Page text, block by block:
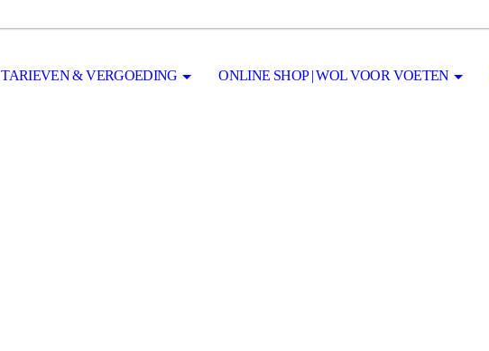
TARIEVEN & VERGOEDING ONLINE SHOP | WOL VOOR VOETEN